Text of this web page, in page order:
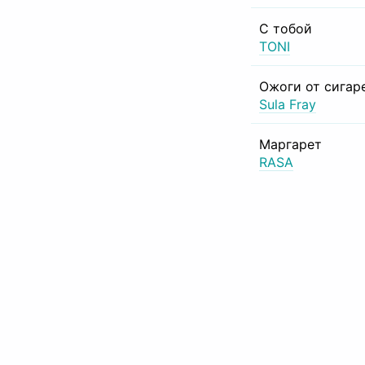
С тобой
TONI
Ожоги от
Sula Fray
Маргарет
RASA